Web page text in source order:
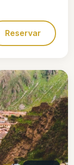
Reservar